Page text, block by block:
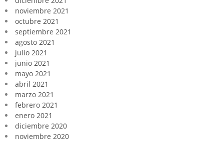
noviembre 2021
octubre 2021
septiembre 2021
agosto 2021
julio 2021
junio 2021
mayo 2021
abril 2021
marzo 2021
febrero 2021
enero 2021
diciembre 2020
noviembre 2020